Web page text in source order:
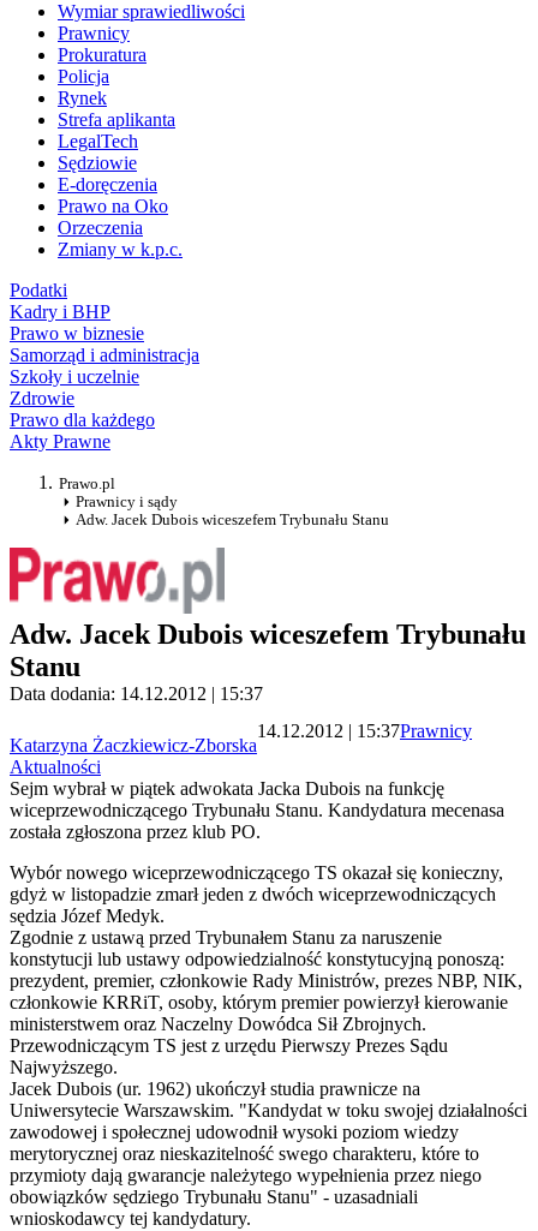
Wymiar sprawiedliwości
Prawnicy
Prokuratura
Policja
Rynek
Strefa aplikanta
LegalTech
Sędziowie
E-doręczenia
Prawo na Oko
Orzeczenia
Zmiany w k.p.c.
Podatki
Kadry i BHP
Prawo w biznesie
Samorząd i administracja
Szkoły i uczelnie
Zdrowie
Prawo dla każdego
Akty Prawne
Prawo.pl
Prawnicy i sądy
Adw. Jacek Dubois wiceszefem Trybunału Stanu
Adw. Jacek Dubois wiceszefem Trybunału
Stanu
Data dodania: 14.12.2012 | 15:37
Katarzyna Żaczkiewicz-Zborska
14.12.2012 | 15:37Prawnicy
Aktualności
Sejm wybrał w piątek adwokata Jacka Dubois na funkcję
wiceprzewodniczącego Trybunału Stanu. Kandydatura mecenasa
została zgłoszona przez klub PO.
Wybór nowego wiceprzewodniczącego TS okazał się konieczny,
gdyż w listopadzie zmarł jeden z dwóch wiceprzewodniczących
sędzia Józef Medyk.
Zgodnie z ustawą przed Trybunałem Stanu za naruszenie
konstytucji lub ustawy odpowiedzialność konstytucyjną ponoszą:
prezydent, premier, członkowie Rady Ministrów, prezes NBP, NIK,
członkowie KRRiT, osoby, którym premier powierzył kierowanie
ministerstwem oraz Naczelny Dowódca Sił Zbrojnych.
Przewodniczącym TS jest z urzędu Pierwszy Prezes Sądu
Najwyższego.
Jacek Dubois (ur. 1962) ukończył studia prawnicze na
Uniwersytecie Warszawskim. "Kandydat w toku swojej działalności
zawodowej i społecznej udowodnił wysoki poziom wiedzy
merytorycznej oraz nieskazitelność swego charakteru, które to
przymioty dają gwarancje należytego wypełnienia przez niego
obowiązków sędziego Trybunału Stanu" - uzasadniali
wnioskodawcy tej kandydatury.